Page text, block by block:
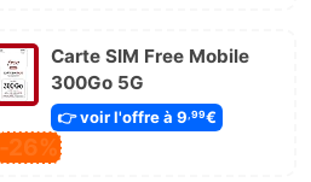
Carte SIM Free Mobile
300Go 5G
👉 voir l'offre à 9 ,99€
-26%